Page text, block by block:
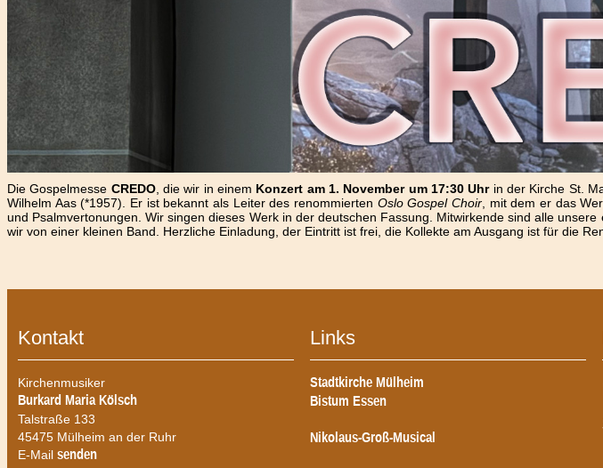
Die Gospelmesse CREDO, die wir in einem Konzert am 1. November um 17:30 Uhrin der Kirche St.
Wilhelm Aas (*1957). Er ist bekannt als Leiter des renommierten Oslo Gospel Choir, mit dem er das
und Psalmvertonungen. Wir singen dieses Werk in der deutschen Fassung. Mitwirkende sind alle
wir von einer kleinen Band. Herzliche Einladung, der Eintritt ist frei, die Kollekte am Ausgang ist für die
Kontakt
Kirchenmusiker
Burkard Maria Kölsch
Talstraße 133
45475 Mülheim an der Ruhr
E-Mailsenden
Links
Stadtkirche Mülheim
Bistum Essen
Nikolaus-Groß-Musical